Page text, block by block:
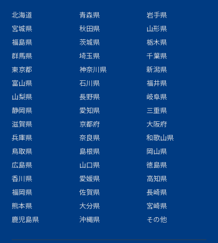
北海道 青森県
岩手県
宮城県
秋田県
山形県
福島県
茨城県
栃木県
群馬県
埼玉県
千葉県
東京都
神奈川県
新潟県
富山県
石川県
福井県
山梨県
長野県
岐阜県
静岡県
愛知県
三重県
滋賀県
京都府
大阪府
兵庫県
奈良県
和歌山県
鳥取県
島根県
岡山県
広島県
山口県
徳島県
香川県
愛媛県
高知県
福岡県
佐賀県
長崎県
熊本県
大分県
宮崎県
鹿児島県
沖縄県 その他